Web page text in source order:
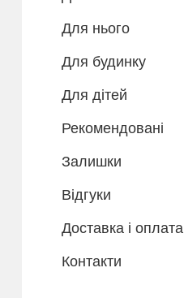
Для нього
Для будинку
Для дітей
Рекомендовані
Залишки
Відгуки
Доставка і оплата
Контакти